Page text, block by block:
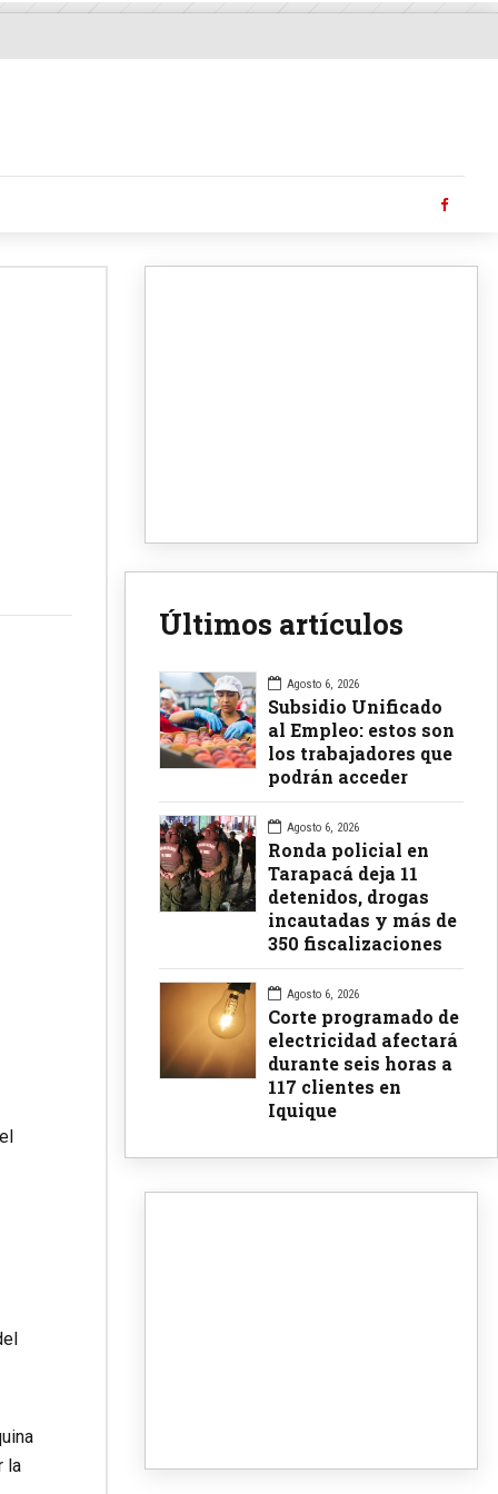
la
Últimos artículos
Agosto 6, 2026
Subsidio Unificado
al Empleo: estos son
los trabajadores que
podrán acceder
Agosto 6, 2026
Ronda policial en
Tarapacá deja 11
detenidos, drogas
incautadas y más de
350 fiscalizaciones
Agosto 6, 2026
Corte programado de
electricidad afectará
durante seis horas a
117 clientes en
Iquique